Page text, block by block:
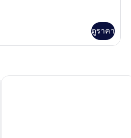
ดูราคา
คลาร์เรียน โรงแรม ดราเคน